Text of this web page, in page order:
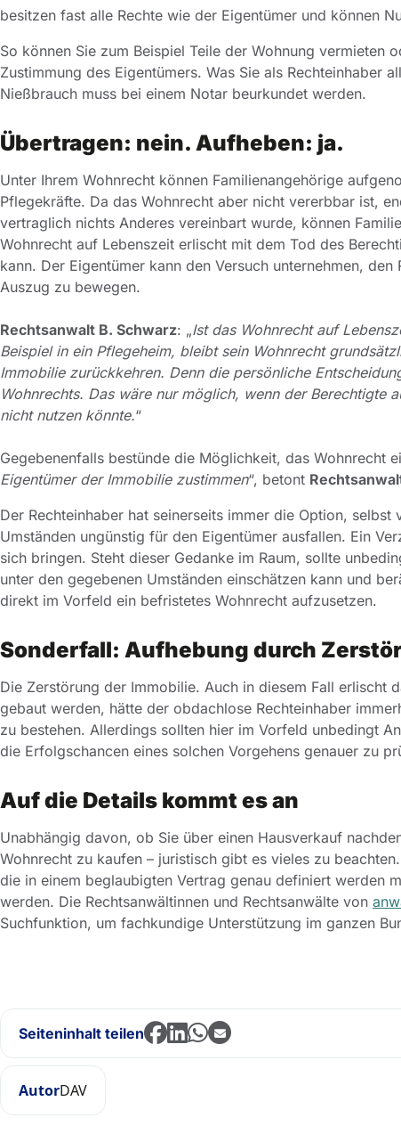
besitzen fast alle Rechte wie der Eigentümer und können
So können Sie zum Beispiel Teile der Wohnung vermieten
Zustimmung des Eigentümers. Was Sie als
Nießbrauch muss bei einem Notar beurkundet werden.
Übertragen: nein. Aufheben: ja.
Unter Ihrem Wohnrecht können Familienangehörige
Pflegekräfte. Da das Wohnrecht aber nicht vererbbar ist,
vertraglich nichts Anderes vereinbart wurde, können
Wohnrecht auf Lebenszeit erlischt mit dem Tod des
kann. Der Eigentümer kann den Versuch unternehmen,
Auszug zu bewegen.
Rechtsanwalt B. Schwarz: „Ist das Wohnrecht auf
Beispiel in ein Pflegeheim, bleibt sein Wohnrecht
Immobilie zurückkehren. Denn die persönliche
Wohnrechts. Das wäre nur möglich, wenn der Berechtigte
nicht nutzen könnte.“
Gegebenenfalls bestünde die Möglichkeit, das Wohnrecht
Eigentümer der Immobilie zustimmen“, betont
Der Rechteinhaber hat seinerseits immer die Option,
Umständen ungünstig für den Eigentümer ausfallen. Ein
sich bringen. Steht dieser Gedanke im Raum, sollte
unter den gegebenen Umständen einschätzen kann und
direkt im Vorfeld ein befristetes Wohnrecht aufzusetzen.
Sonderfall: Aufhebung durch
Die Zerstörung der Immobilie. Auch in diesem Fall erlischt
gebaut werden, hätte der obdachlose Rechteinhaber
zu bestehen. Allerdings sollten hier im Vorfeld unbedingt
die Erfolgschancen eines solchen Vorgehens genauer zu
Auf die Details kommt es an
Unabhängig davon, ob Sie über einen Hausverkauf
Wohnrecht zu kaufen – juristisch gibt es vieles zu
die in einem beglaubigten Vertrag genau definiert werden
werden. Die Rechtsanwältinnen und Rechtsanwälte von
Suchfunktion, um fachkundige Unterstützung im ganzen
Seiteninhalt teilen
AutorDAV